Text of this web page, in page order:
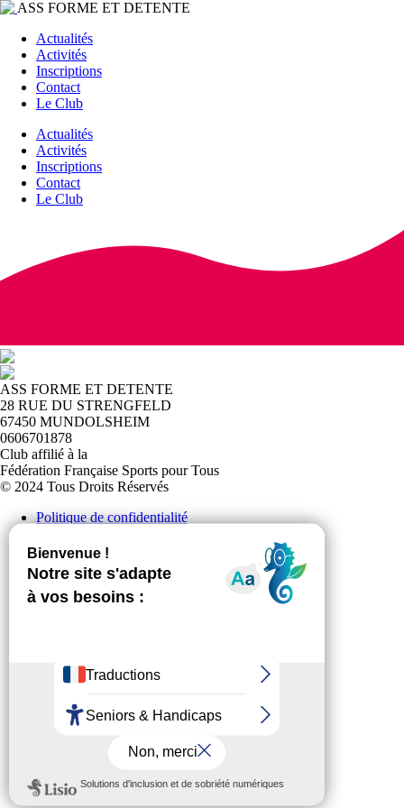
ASS FORME ET DETENTE
Actualités
Activités
Inscriptions
Contact
Le Club
Actualités
Activités
Inscriptions
Contact
Le Club
ASS FORME ET DETENTE
28 RUE DU STRENGFELD
67450 MUNDOLSHEIM
0606701878
Club affilié à la
Fédération Française Sports pour Tous
© 2024 Tous Droits Réservés
Politique de confidentialité